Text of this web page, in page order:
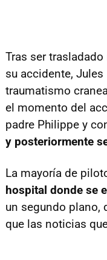
Tras ser
su accidente,
traumatismo
el momento del
padre Philippe y
y posteriormente
La mayoría de
hospital donde se
un segundo plano,
que las noticias